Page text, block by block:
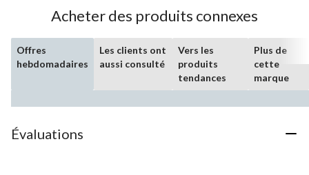
Acheter des produits connexes
Offres
hebdomadaires
Les clients ont
aussi consulté
Vers les
produits
tendances
Plus de
cette
marque
Évaluations